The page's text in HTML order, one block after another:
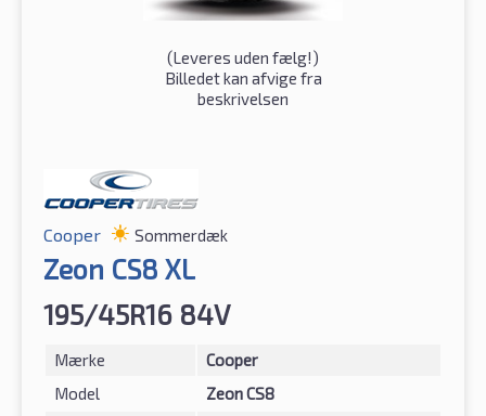
(Leveres uden fælg!)
Billedet kan afvige fra
beskrivelsen
Cooper Sommerdæk
Zeon CS8 XL
195/45R16 84V
Mærke
Cooper
Model
Zeon CS8